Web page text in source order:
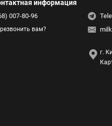
информация
007-80-96
вам?
г.